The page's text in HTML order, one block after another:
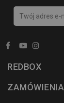
REDBOX
ZAMÓWIENIA